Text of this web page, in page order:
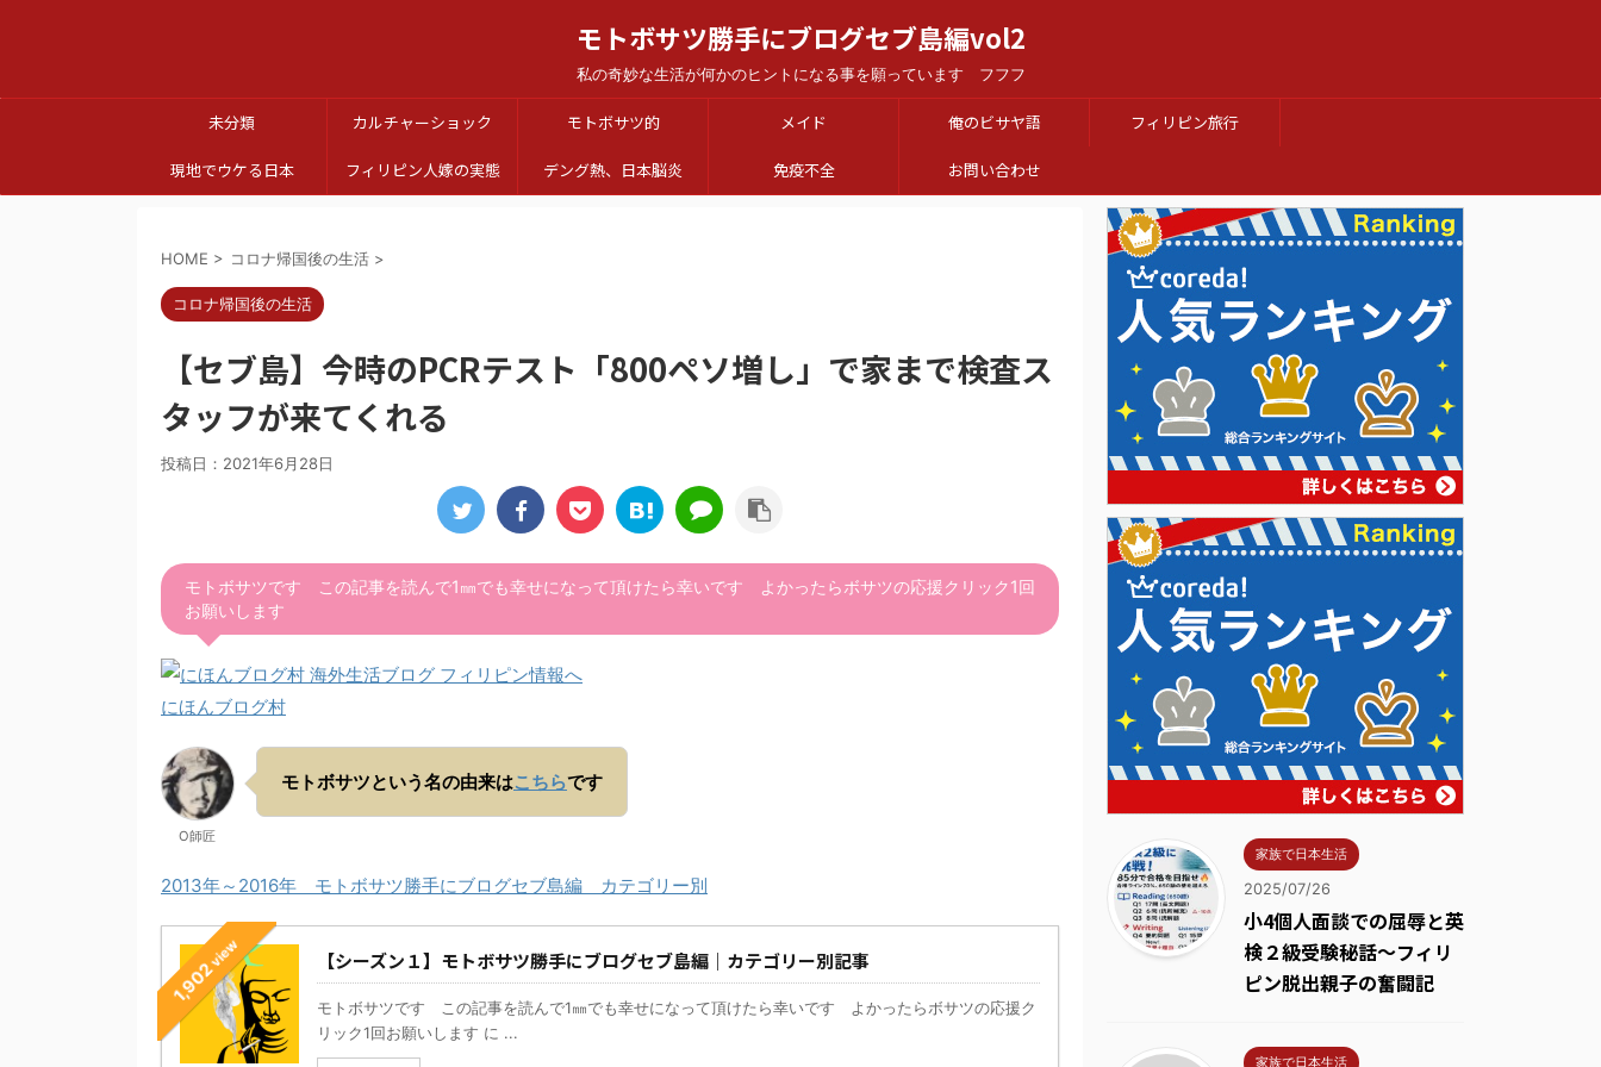
モトボサツ勝手にブログセブ島編vol2
私の奇妙な生活が何かのヒントになる事を願っています フフフ
未分類 カルチャーショック モトボサツ的 メイド 俺のビサヤ語 フィリピン旅行
現地でウケる日本 フィリピン人嫁の実態 デング熱、日本脳炎 免疫不全 お問い合わせ
HOME > コロナ帰国後の生活 >
コロナ帰国後の生活
【セブ島】今時のPCRテスト「800ペソ増し」で家まで検査ス
タッフが来てくれる
投稿日： 2021年6月28日
モトボサツです この記事を読んで1㎜でも幸せになって頂けたら幸いです よかったらボサツの応援クリック1回
お願いします
にほんブログ村
O師匠
モトボサツという名の由来はこちらです
2013年～2016年 モトボサツ勝手にブログセブ島編 カテゴリー別
1,902
view 【シーズン１】モトボサツ勝手にブログセブ島編｜カテゴリー別記事
モトボサツです この記事を読んで1㎜でも幸せになって頂けたら幸いです よかったらボサツの応援ク
リック1回お願いします に ...
家族で日本生活
2025/07/26
小4個人面談での屈辱と英
検２級受験秘話～フィリ
ピン脱出親子の奮闘記
家族で日本生活